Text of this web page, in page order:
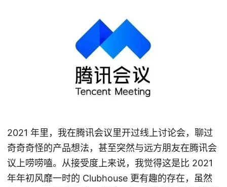
2021 年里，我在腾讯会议里开过线上讨论会，聊过
奇奇奇怪的产品想法，甚至突然与远方朋友在腾讯会
议上唠唠嗑。从接受度上来说，我觉得这是比 2021
年年初风靡一时的 Clubhouse 更有趣的存在，虽然